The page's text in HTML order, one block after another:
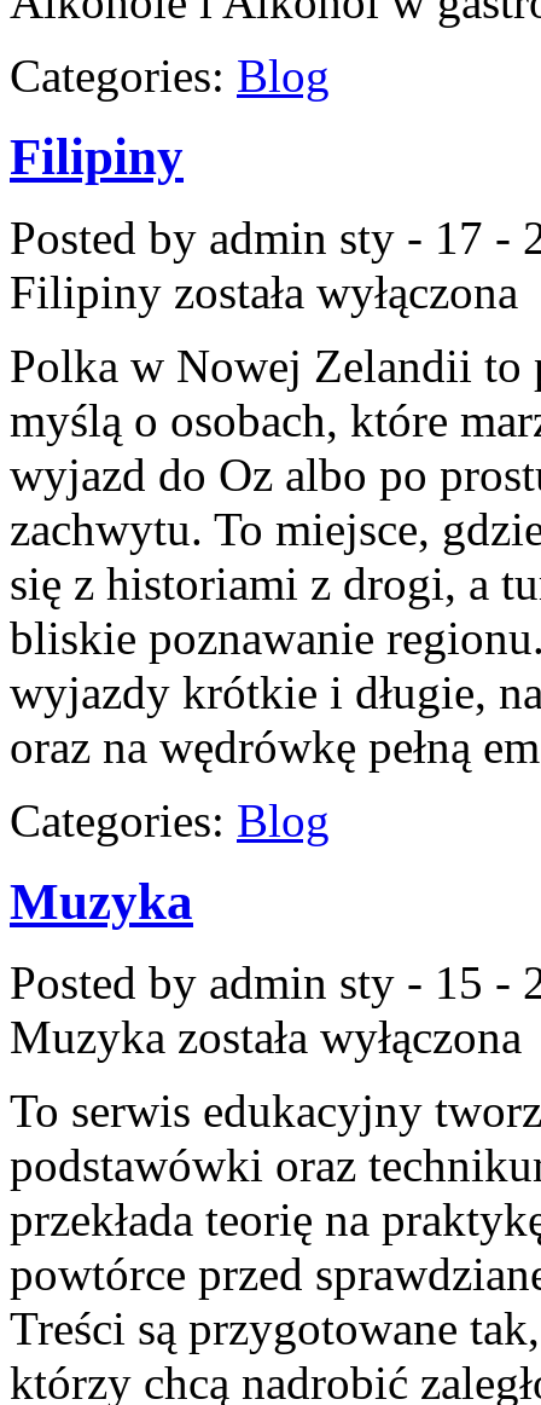
Categories: Blog
Filipiny
Posted by admin sty - 17 -
Filipiny została wyłączona
Polka w Nowej Zelandii to
myślą o osobach, które
wyjazd do Oz albo po
zachwytu. To miejsce,
się z historiami z drogi, a
bliskie poznawanie
wyjazdy krótkie i długie,
oraz na wędrówkę pełną
Categories: Blog
Muzyka
Posted by admin sty - 15 -
Muzyka została wyłączona
To serwis edukacyjny
podstawówki oraz
przekłada teorię na
powtórce przed
Treści są przygotowane
którzy chcą nadrobić